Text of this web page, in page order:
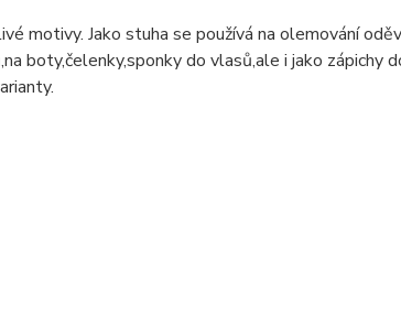
motivy. Jako stuha se používá na olemování
boty,čelenky,sponky do vlasů,ale i jako zápichy